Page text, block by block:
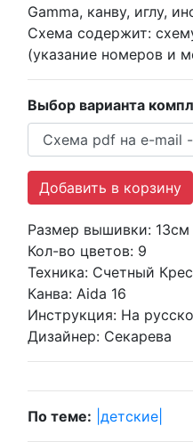
Gamma, канву, иглу,
Схема содержит:
(указание номеров и
Выбор варианта
Размер вышивки: 13см
Кол-во цветов: 9
Техника: Счетный
Канва: Aida 16
Инструкция: На
Дизайнер: Секарева
По теме: |детские|